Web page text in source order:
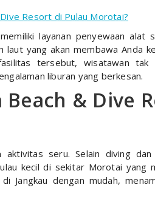
Resort di Pulau Morotai?
layanan penyewaan alat
laut yang akan membawa Anda
tersebut, wisatawan tak
liburan yang berkesan.
& Dive
seru. Selain diving dan
kecil di sekitar Morotai yang
Jangkau dengan mudah,